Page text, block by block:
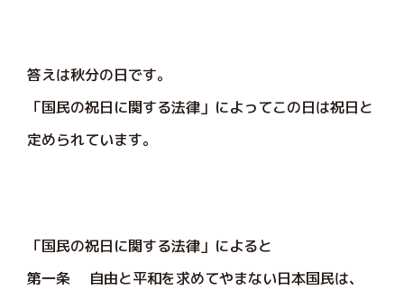
答えは秋分の日です。
「国民の祝日に関する法律」によってこの日は祝日と
定められています。
「国民の祝日に関する法律」によると
第一条 自由と平和を求めてやまない日本国民は、